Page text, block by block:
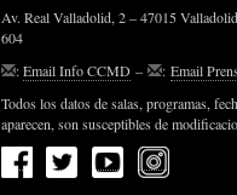
Av. Real Valladolid, 2 – 47015 Valladolid
604
:Email Info CCMD – : Email
Todos los datos de salas, programas,
aparecen, son susceptibles de